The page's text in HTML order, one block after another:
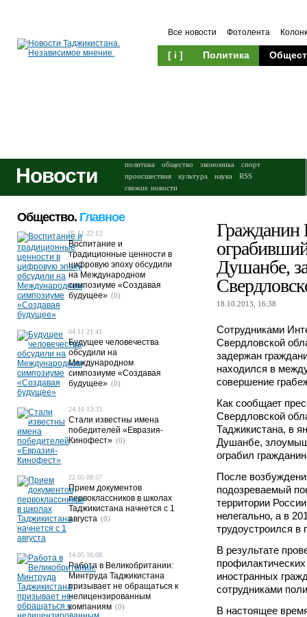
Все новости Фотолента
[ i ] Политика
Новости политика общество экономика
спорт
происшествия
культура наука
RSS
свежие новости
Гражданин
Душанбе,
18.10.2013, 16:38
Сотрудниками
Свердловской
задержан
находился в
совершение
Как сообщает
Свердловской
Таджикистана, в
Душанбе,
ограбил
После
подозреваемый
территории
нелегально, а в
трудоустроился в
В результате
иностранных
сотрудниками
В настоящее
Общество. Главное
05.11 22:12
Воспитание и
традиционные ценности в
цифровую эпоху обсудили
на Международном
симпозиуме «Создавая
будущее» (0)
04.11 21:41
Будущее человечества
обсудили на
Международном
симпозиуме «Создавая
будущее» (0)
24.10 13:33
Стали известны имена
победителей «Евразия-
Кинофест» (0)
22.05 08:57
Прием документов
первоклассников в школах
Таджикистана начнется с 1
августа (0)
14.05 16:08
Работа в Великобритании:
Минтруда Таджикистана
призывает не обращаться к
нелицензированным
компаниям (0)